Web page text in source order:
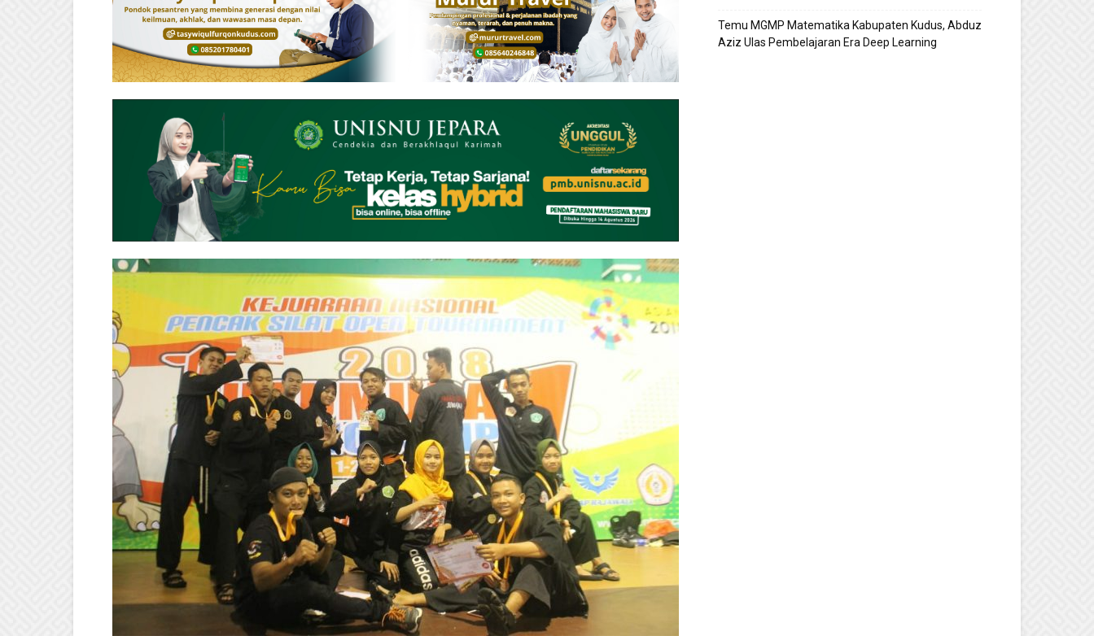
Temu MGMP Matematika Kabupaten Kudus, Abduz
Aziz Ulas Pembelajaran Era Deep Learning